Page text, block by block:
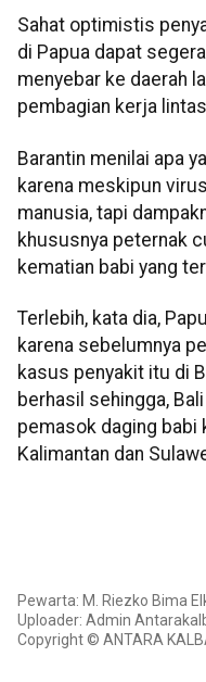
Sahat optimistis
di Papua dapat
menyebar ke daerah
pembagian kerja
Barantin menilai apa
karena meskipun
manusia, tapi
khususnya peternak
kematian babi yang
Terlebih, kata dia,
karena sebelumnya
kasus penyakit itu di
berhasil sehingga,
pemasok daging babi
Kalimantan dan
Pewarta: M. Riezko Bima
Uploader: Admin
Copyright © ANTARA